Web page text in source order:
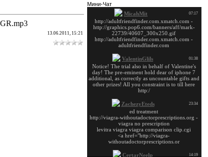
13.06.2011, 15:21
Мини-Чат